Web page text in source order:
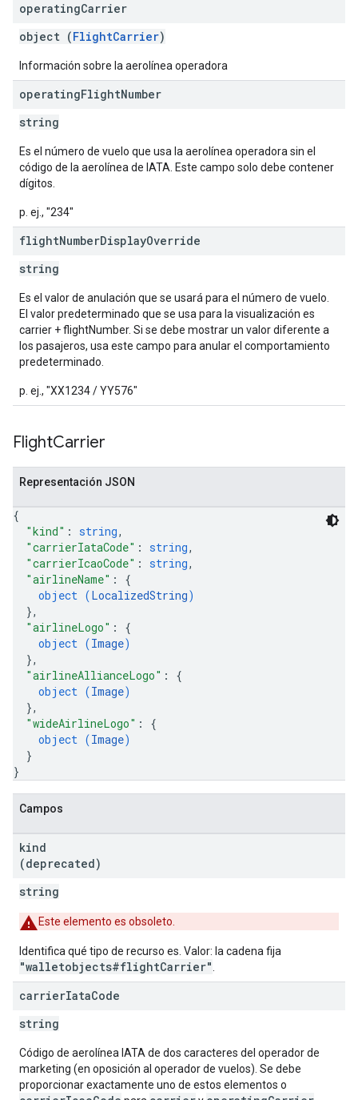
operatingCarrier
object (FlightCarrier)
Información sobre la aerolínea operadora
operatingFlightNumber
string
Es el número de vuelo que usa la aerolínea operadora sin el
código de la aerolínea de IATA. Este campo solo debe contener
dígitos.
p. ej., "234"
flightNumberDisplayOverride
string
Es el valor de anulación que se usará para el número de vuelo.
El valor predeterminado que se usa para la visualización es
carrier + flightNumber. Si se debe mostrar un valor diferente a
los pasajeros, usa este campo para anular el comportamiento
predeterminado.
p. ej., "XX1234 / YY576"
FlightCarrier
Representación JSON
{
"kind" : string,
"carrierIataCode" : string,
"carrierIcaoCode" : string,
"airlineName" : {
object (LocalizedString)
},
"airlineLogo" : {
object (Image)
},
"airlineAllianceLogo" : {
object (Image)
},
"wideAirlineLogo" : {
object (Image)
}
}
Campos
kind
(deprecated)
string
Este elemento es obsoleto.
Identifica qué tipo de recurso es. Valor: la cadena fija
"walletobjects#flightCarrier"
carrierIataCode
string
Código de aerolínea IATA de dos caracteres del operador de
marketing (en oposición al operador de vuelos). Se debe
proporcionar exactamente uno de estos elementos o